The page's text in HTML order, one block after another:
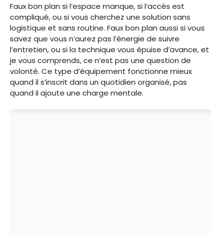
Faux bon plan si l’espace manque, si l’accès est
compliqué, ou si vous cherchez une solution sans
logistique et sans routine. Faux bon plan aussi si vous
savez que vous n’aurez pas l’énergie de suivre
l’entretien, ou si la technique vous épuise d’avance, et
je vous comprends, ce n’est pas une question de
volonté. Ce type d’équipement fonctionne mieux
quand il s’inscrit dans un quotidien organisé, pas
quand il ajoute une charge mentale.